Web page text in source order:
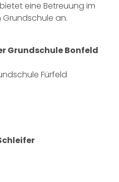
eine Betreuung im
an.
Grundschule Bonfeld
Fürfeld